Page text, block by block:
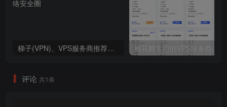
梯子(VPN)、VPS服务商推荐（2024年9月4日更新）
评论 共1条